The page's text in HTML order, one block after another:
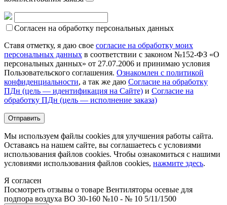
Согласен на обработку персональных данных
Ставя отметку, я даю свое согласие на обработку моих
персональных данных в соответствии с законом №152-ФЗ «О
персональных данных» от 27.07.2006 и принимаю условия
Пользовательского соглашения. Ознакомлен с политикой
конфиденциальности, а так же даю Согласие на обработку
ПДн (цель — идентификация на Сайте) и Согласие на
обработку ПДн (цель — исполнение заказа)
Мы используем файлы cookies для улучшения работы сайта.
Оставаясь на нашем сайте, вы соглашаетесь с условиями
использования файлов cookies. Чтобы ознакомиться с нашими
условиями использования файлов cookies, нажмите здесь.
Я согласен
Посмотреть отзывы о товаре Вентиляторы осевые для
подпора воздуха ВО 30-160 №10 - № 10 5/11/1500